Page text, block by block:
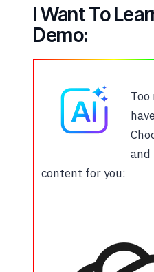
I Want To
Demo:
Too
and
content for you: